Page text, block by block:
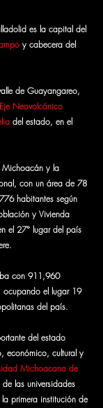
es la capital del
y cabecera del
de Guayangareo,
Eje Neovolcánico
del estado, en el
Michoacán y la
con un área de 78
habitantes según
y Vivienda
el 27° lugar del país
con 911,960
ocupando el lugar 19
del país.
del estado
económico, cultural y
Michoacana de
las universidades
primera institución de